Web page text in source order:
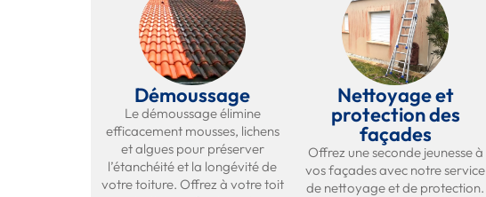
Démoussage
Le démoussage élimine
efficacement mousses, lichens
et algues pour préserver
l’étanchéité et la longévité de
votre toiture. Offrez à votre toit
Nettoyage et
protection des
façades
Offrez une seconde jeunesse à
vos façades avec notre service
de nettoyage et de protection.